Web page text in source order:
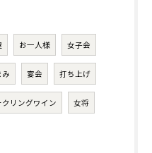
お一人様 女子会
み 宴会 打ち上げ
クリングワイン 女将